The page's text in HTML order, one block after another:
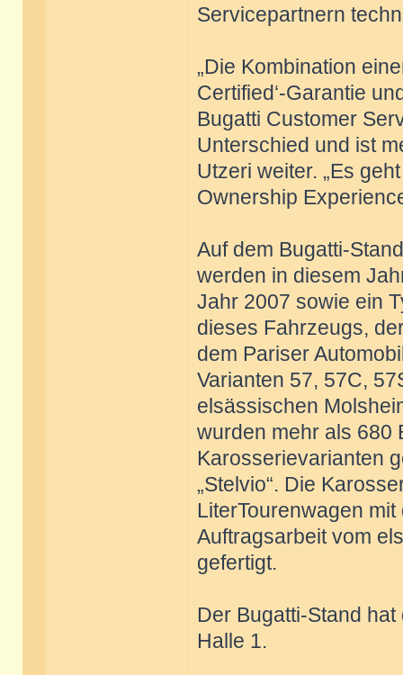
Servicepartnern
„Die Kombination
Certified‘-Garantie
Bugatti Customer
Unterschied und ist
Utzeri weiter. „Es
Ownership
Auf dem Bugatti-
werden in diesem
Jahr 2007 sowie ein
dieses Fahrzeugs,
dem Pariser
Varianten 57, 57C,
elsässischen
wurden mehr als 680
Karosserievarianten
„Stelvio“. Die
LiterTourenwagen
Auftragsarbeit vom
gefertigt.
Der Bugatti-Stand
Halle 1.